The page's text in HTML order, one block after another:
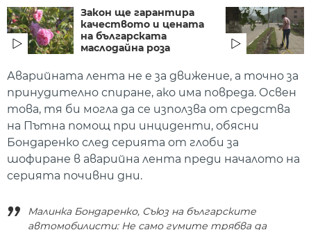
Закон ще гарантира
качеството и цената
на българската
маслодайна роза
Аварийната лента не е за движение, а точно за
принудително спиране, ако има повреда. Освен
това, тя би могла да се използва от средства
на Пътна помощ при инциденти, обясни
Бондаренко след серията от глоби за
шофиране в аварийна лента преди началото на
серията почивни дни.
Малинка Бондаренко, Съюз на българските
автомобилисти: Не само гумите трябва да